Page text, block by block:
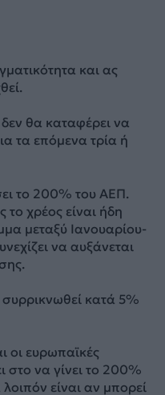
και ας
θα καταφέρει να
τα επόμενα τρία ή
το 200% του ΑΕΠ.
το χρέος είναι ήδη
μεταξύ Ιανουαρίου-
να αυξάνεται
κατά 5%
οι ευρωπαϊκές
στο να γίνει το 200%
είναι αν μπορεί